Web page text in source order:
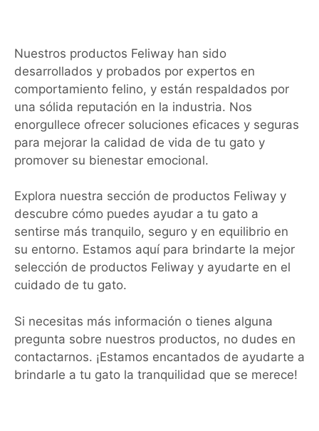
Nuestros productos Feliway han sido
desarrollados y probados por expertos en
comportamiento felino, y están respaldados por
una sólida reputación en la industria. Nos
enorgullece ofrecer soluciones eficaces y seguras
para mejorar la calidad de vida de tu gato y
promover su bienestar emocional.
Explora nuestra sección de productos Feliway y
descubre cómo puedes ayudar a tu gato a
sentirse más tranquilo, seguro y en equilibrio en
su entorno. Estamos aquí para brindarte la mejor
selección de productos Feliway y ayudarte en el
cuidado de tu gato.
Si necesitas más información o tienes alguna
pregunta sobre nuestros productos, no dudes en
contactarnos. ¡Estamos encantados de ayudarte a
brindarle a tu gato la tranquilidad que se merece!